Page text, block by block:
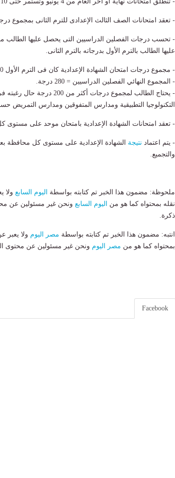
- تعقد امتحانات الصف الثالث الإعدادى للترم الثانى بمجموع درجات
- تحسب درجات الفصلين الدراسيين التى يحصل عليها الطالب
عليها الطالب بالترم الأول بدرجاته بالترم الثانى.
- مجموع درجات امتحان الشهادة الإعدادية كان فى الترم الأول 140 درجة.
- المجموع النهائي الفصلين الدراسيين = 280 درجة.
- يحتاج الطالب لمجموع درجات
التكنولوجيا التطبيقية ومدارس المتفوقين ومدارس
- تعقد امتحانات الشهادة الإعدادية بامتحان موحد على مستوى
- يتم اعتماد نتيجة الشهادة الإعدادية على مستوى كل محافظة
والتجميع.
ملحوظة: مضمون هذا الخبر تم كتابته بواسطة اليوم السابع ولا
نقله بمحتواه كما هو من
اليوم السابع ونحن غير مسئولين عن
ذكرة.
انتبه: مضمون هذا الخبر تم كتابته بواسطة مصر اليوم ولا يعبر
بمحتواه كما هو من مصر اليوم ونحن غير مسئولين عن محتوى
Facebook